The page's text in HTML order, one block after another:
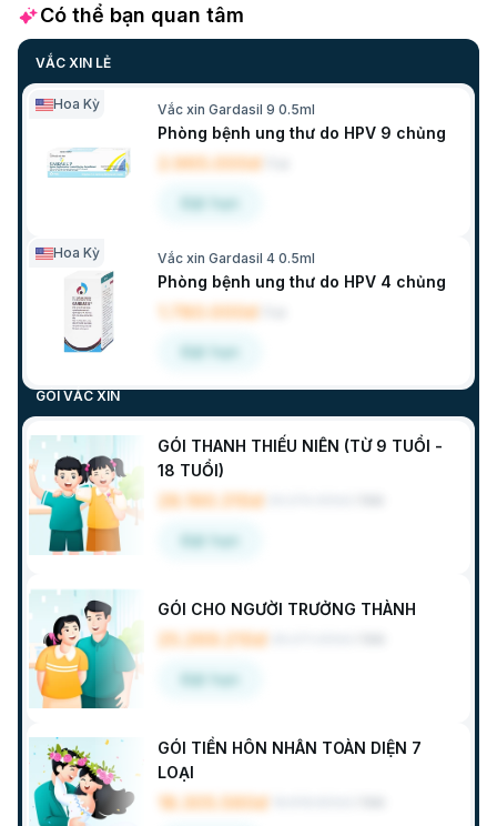
Có thể bạn quan tâm
VẮC XIN LẺ
Hoa Kỳ Vắc xin Gardasil 9 0.5ml
Phòng bệnh ung thư do HPV 9 chủng
2.965.000đ
Đặt hẹn
Hoa Kỳ Vắc xin Gardasil 4 0.5ml
Phòng bệnh ung thư do HPV 4 chủng
1.780.000đ
Đặt hẹn
GÓI VẮC XIN
GÓI THANH THIẾU NIÊN (TỪ 9 TUỔI -
18 TUỔI)
28.190.310đ
Đặt hẹn
GÓI CHO NGƯỜI TRƯỞNG THÀNH
25.269.210đ
Đặt hẹn
GÓI TIỀN HÔN NHÂN TOÀN DIỆN 7
LOẠI
18.305.560đ